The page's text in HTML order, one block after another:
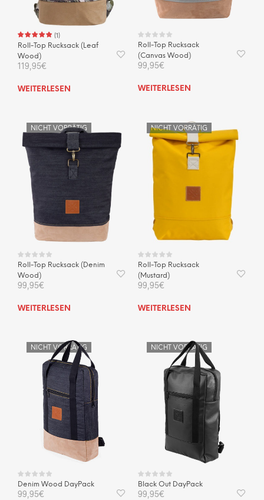
(1)
Roll-Top Rucksack (Leaf
Wood)
119,95€
WEITERLESEN
Roll-Top Rucksack
(Canvas Wood)
99,95€
WEITERLESEN
NICHT VORRÄTIG
Roll-Top Rucksack (Denim
Wood)
99,95€
WEITERLESEN
NICHT VORRÄTIG
Roll-Top Rucksack
(Mustard)
99,95€
WEITERLESEN
NICHT VORRÄTIG
Denim Wood DayPack
99,95€
NICHT VORRÄTIG
Black Out DayPack
99,95€